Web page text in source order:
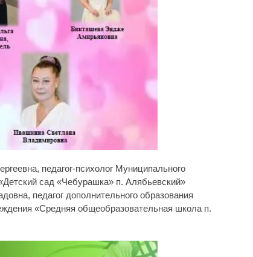
педагог-психолог Муниципального
сад «Чебурашка» п. Алябьевский»
педагог дополнительного образования
«Средняя общеобразовательная школа п.